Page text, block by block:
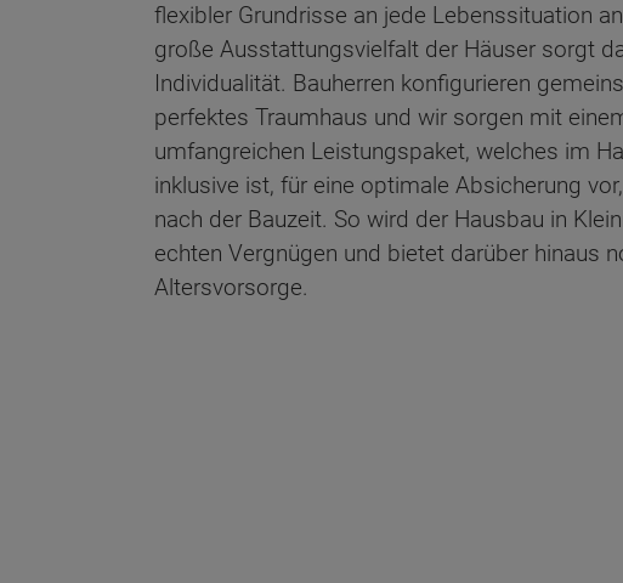
flexibler Grundrisse an jede Lebenssituation
große Ausstattungsvielfalt der Häuser sorgt
Individualität. Bauherren konfigurieren
perfektes Traumhaus und wir sorgen mit
umfangreichen Leistungspaket, welches im
inklusive ist, für eine optimale Absicherung
nach der Bauzeit. So wird der Hausbau in
echten Vergnügen und bietet darüber hinaus
Altersvorsorge.
Wonach möchten